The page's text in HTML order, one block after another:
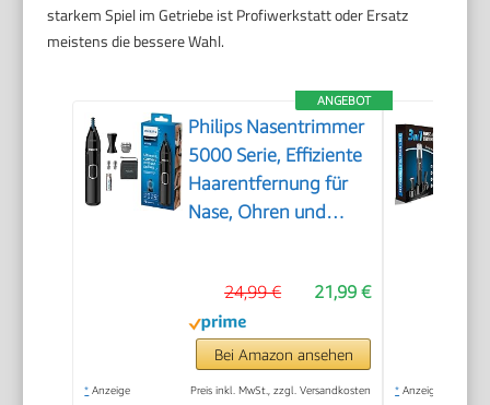
starkem Spiel im Getriebe ist Profiwerkstatt oder Ersatz
meistens die bessere Wahl.
ANGEBOT
Philips Nasentrimmer
5000 Serie, Effiziente
Haarentfernung für
Nase, Ohren und
Technologie,
wasserdicht, Modell
NT5650/16
21,99 €
24,99 €
Bei Amazon ansehen
* Anzeige Preis inkl. MwSt., zzgl. Versandkosten * Anzeige